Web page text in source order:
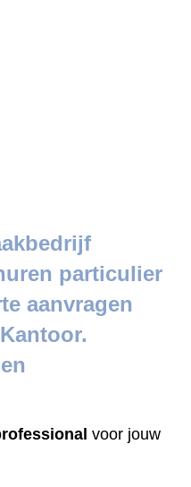
particulier
aanvragen
voor jouw